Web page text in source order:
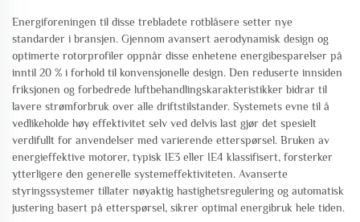
Energiforeningen til disse trebladete rotblåsere setter nye
standarder i bransjen. Gjennom avansert aerodynamisk design og
optimerte rotorprofiler oppnår disse enhetene energibesparelser på
inntil 20 % i forhold til konvensjonelle design. Den reduserte innsiden
friksjonen og forbedrede luftbehandlingskarakteristikker bidrar til
lavere strømforbruk over alle driftstilstander. Systemets evne til å
vedlikeholde høy effektivitet selv ved delvis last gjør det spesielt
verdifullt for anvendelser med varierende etterspørsel. Bruken av
energieffektive motorer, typisk IE3 eller IE4 klassifisert, forsterker
ytterligere den generelle systemeffektiviteten. Avanserte
styringssystemer tillater nøyaktig hastighetsregulering og automatisk
justering basert på etterspørsel, sikrer optimal energibruk hele tiden.